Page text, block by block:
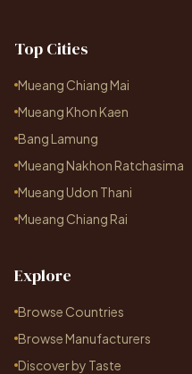
Top Cities
Mueang Chiang Mai
Mueang Khon Kaen
Bang Lamung
Mueang Nakhon Ratchasima
Mueang Udon Thani
Mueang Chiang Rai
Explore
Browse Countries
Browse Manufacturers
Discover by Taste